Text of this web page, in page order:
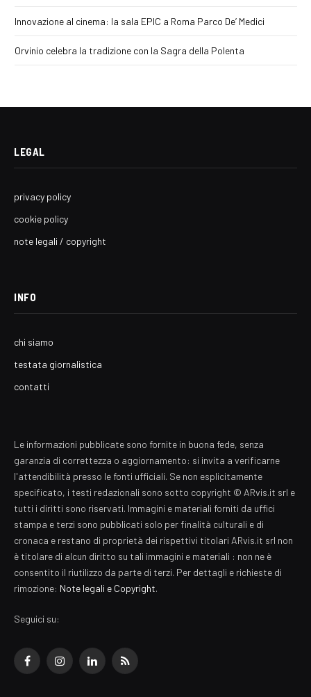
Innovazione al cinema: la sala EPIC a Roma Parco De’ Medici
Orvinio celebra la tradizione con la Sagra della Polenta
LEGAL
privacy policy
cookie policy
note legali / copyright
INFO
chi siamo
testata giornalistica
contatti
Le informazioni pubblicate sono fornite in buona fede, senza
garanzia di correttezza o aggiornamento: si invita a verificarne
l'attendibilità presso le fonti ufficiali. Se non esplicitamente
specificato, i testi redazionali sono sotto copyright © ARvis.it srl e
tutti i diritti sono riservati. Immagini e materiali forniti da uffici
stampa e terzi sono pubblicati solo per finalità culturali e di
cronaca e restano di proprietà dei rispettivi titolari ARvis.it srl non
è titolare di alcun diritto su tali immagini e materiali : non ne è
consentito il riutilizzo da parte di terzi. Per dettagli e richieste di
rimozione: Note legali e Copyright.
Seguici su:
FacebookInstagramLinkedInRSS